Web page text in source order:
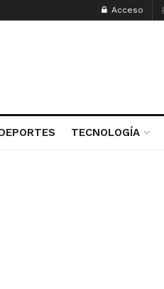
Acceso
TECNOLOGÍA